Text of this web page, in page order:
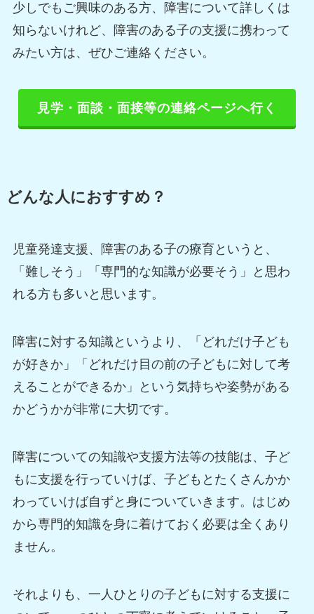
少しでもご興味のある方、障害について詳しくは
知らないけれど、障害のある子の支援に携わって
みたい方は、ぜひご連絡ください。
見学・面談・面接等の連絡ページへ行く
どんな人におすすめ？
児童発達支援、障害のある子の療育というと、
「難しそう」「専門的な知識が必要そう」と思わ
れる方も多いと思います。
障害に対する知識というより、「どれだけ子ども
が好きか」「どれだけ目の前の子どもに対して考
えることができるか」という気持ちや姿勢がある
かどうかが非常に大切です。
障害についての知識や支援方法等の技能は、子ど
もに支援を行っていけば、子どもとたくさんかか
わっていけば自ずと身についていきます。はじめ
から専門的知識を身に着けておく必要は全くあり
ません。
それよりも、一人ひとりの子どもに対する支援に